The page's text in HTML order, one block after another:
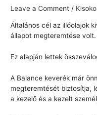
Leave a Comment /
Általános cél az illóolajok
állapot megteremtése volt.
Ez alapján lettek
A Balance keverék már
megteremtését biztosítja,
a kezelő és a kezelt